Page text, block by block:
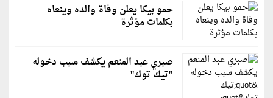
حمو بيكا يعلن وفاة والده وينعاه
بكلمات مؤثرة
صبري عبد المنعم يكشف سبب دخوله
"تيك توك"